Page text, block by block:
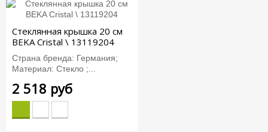
Стеклянная крышка 20 см
BEKA Cristal \ 13119204
Страна бренда: Германия;
Материал: Стекло ;...
2 518 руб